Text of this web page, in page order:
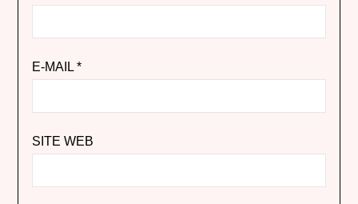
E-MAIL *
SITE WEB